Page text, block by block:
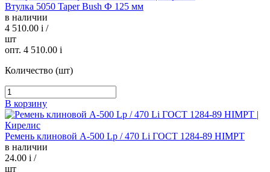
Втулка 5050 Taper Bush Ф 125 мм
в наличии
4 510.00 i /
шт
опт. 4 510.00 i
Количество (шт)
В корзину
Ремень клиновой А-500 Lp / 470 Li ГОСТ 1284-89 HIMPT
в наличии
24.00 i /
шт